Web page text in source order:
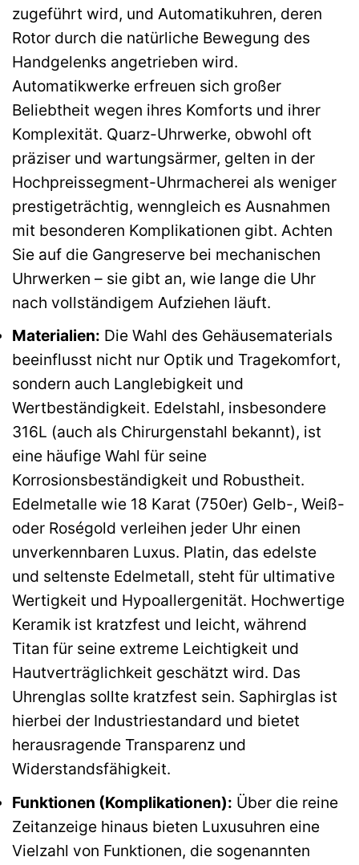
zugeführt wird, und Automatikuhren, deren
Rotor durch die natürliche Bewegung des
Handgelenks angetrieben wird.
Automatikwerke erfreuen sich großer
Beliebtheit wegen ihres Komforts und ihrer
Komplexität. Quarz-Uhrwerke, obwohl oft
präziser und wartungsärmer, gelten in der
Hochpreissegment-Uhrmacherei als weniger
prestigeträchtig, wenngleich es Ausnahmen
mit besonderen Komplikationen gibt. Achten
Sie auf die Gangreserve bei mechanischen
Uhrwerken – sie gibt an, wie lange die Uhr
nach vollständigem Aufziehen läuft.
Materialien: Die Wahl des Gehäusematerials
beeinflusst nicht nur Optik und Tragekomfort,
sondern auch Langlebigkeit und
Wertbeständigkeit. Edelstahl, insbesondere
316L (auch als Chirurgenstahl bekannt), ist
eine häufige Wahl für seine
Korrosionsbeständigkeit und Robustheit.
Edelmetalle wie 18 Karat (750er) Gelb-, Weiß-
oder Roségold verleihen jeder Uhr einen
unverkennbaren Luxus. Platin, das edelste
und seltenste Edelmetall, steht für ultimative
Wertigkeit und Hypoallergenität. Hochwertige
Keramik ist kratzfest und leicht, während
Titan für seine extreme Leichtigkeit und
Hautverträglichkeit geschätzt wird. Das
Uhrenglas sollte kratzfest sein. Saphirglas ist
hierbei der Industriestandard und bietet
herausragende Transparenz und
Widerstandsfähigkeit.
Funktionen (Komplikationen): Über die reine
Zeitanzeige hinaus bieten Luxusuhren eine
Vielzahl von Funktionen, die sogenannten